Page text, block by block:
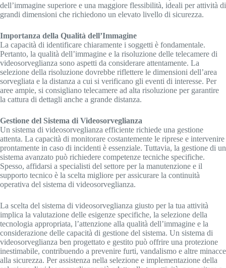
dell’immagine superiore e una maggiore flessibilità, ideali per attività di
grandi dimensioni che richiedono un elevato livello di sicurezza.
Importanza della Qualità dell’Immagine
La capacità di identificare chiaramente i soggetti è fondamentale.
Pertanto, la qualità dell’immagine e la risoluzione delle telecamere di
videosorveglianza sono aspetti da considerare attentamente. La
selezione della risoluzione dovrebbe riflettere le dimensioni dell’area
sorvegliata e la distanza a cui si verificano gli eventi di interesse. Per
aree ampie, si consigliano telecamere ad alta risoluzione per garantire
la cattura di dettagli anche a grande distanza.
Gestione del Sistema di Videosorveglianza
Un sistema di videosorveglianza efficiente richiede una gestione
attenta. La capacità di monitorare costantemente le riprese e intervenire
prontamente in caso di incidenti è essenziale. Tuttavia, la gestione di un
sistema avanzato può richiedere competenze tecniche specifiche.
Spesso, affidarsi a specialisti del settore per la manutenzione e il
supporto tecnico è la scelta migliore per assicurare la continuità
operativa del sistema di videosorveglianza.
La scelta del sistema di videosorveglianza giusto per la tua attività
implica la valutazione delle esigenze specifiche, la selezione della
tecnologia appropriata, l’attenzione alla qualità dell’immagine e la
considerazione delle capacità di gestione del sistema. Un sistema di
videosorveglianza ben progettato e gestito può offrire una protezione
inestimabile, contribuendo a prevenire furti, vandalismo e altre minacce
alla sicurezza. Per assistenza nella selezione e implementazione della